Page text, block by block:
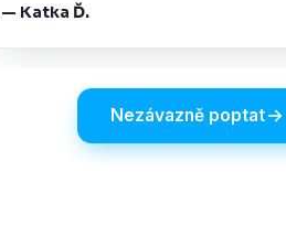
— Katka Ď.
Nezávazně poptat